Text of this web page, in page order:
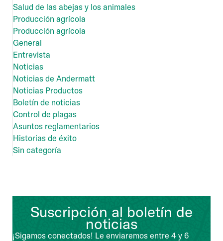
Salud de las abejas y los animales
Producción agrícola
Producción agrícola
General
Entrevista
Noticias
Noticias de Andermatt
Noticias Productos
Boletín de noticias
Control de plagas
Asuntos reglamentarios
Historias de éxito
Sin categoría
Suscripción al boletín de
noticias
¡Sigamos conectados! Le enviaremos entre 4 y 6